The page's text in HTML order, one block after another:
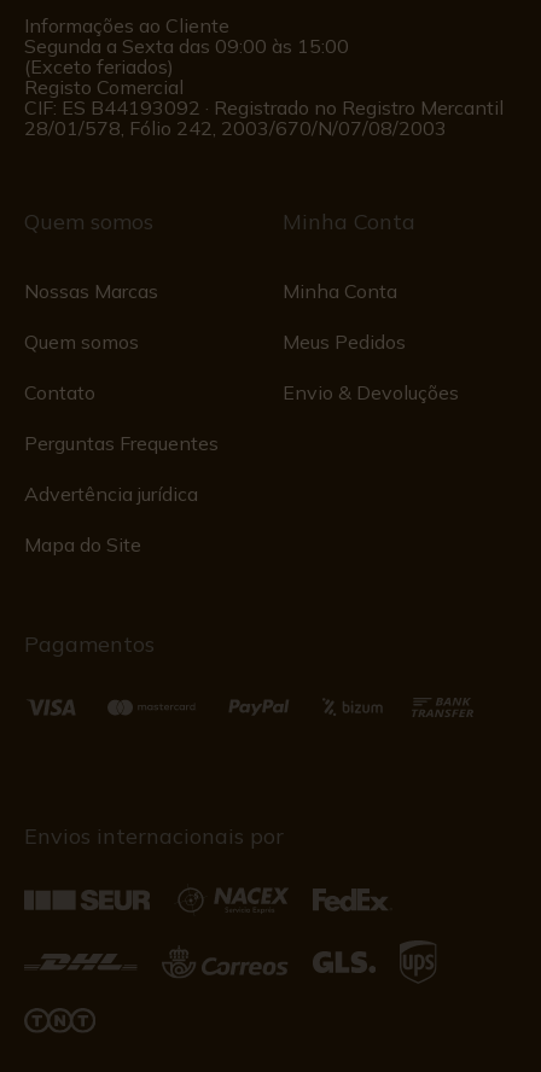
Informações ao Cliente
Segunda a Sexta das 09:00 às 15:00
(Exceto feriados)
Registo Comercial
CIF: ES B44193092 · Registrado no Registro Mercantil
28/01/578, Fólio 242, 2003/670/N/07/08/2003
Quem somos
Nossas Marcas
Quem somos
Contato
Perguntas Frequentes
Advertência jurídica
Mapa do Site
Minha Conta
Minha Conta
Meus Pedidos
Envio & Devoluções
Pagamentos
Envios internacionais por